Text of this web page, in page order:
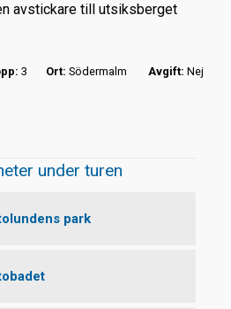
avstickare till utsiksberget
3 Ort: Södermalm Avgift: Nej
under turen
park